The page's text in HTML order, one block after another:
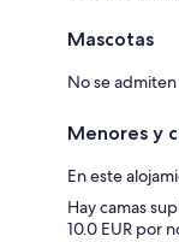
Mascotas
No se
Menores y
En este
Hay camas
10.0 EUR por